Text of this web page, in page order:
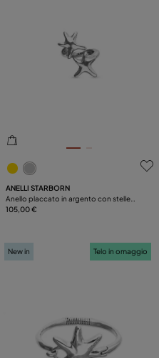
4,6 su 5 valutazioni dei clienti
ANELLI STARBORN
Anello placcato in argento con stelle
marine intrecciate
105,00 €
New in Telo in omaggio